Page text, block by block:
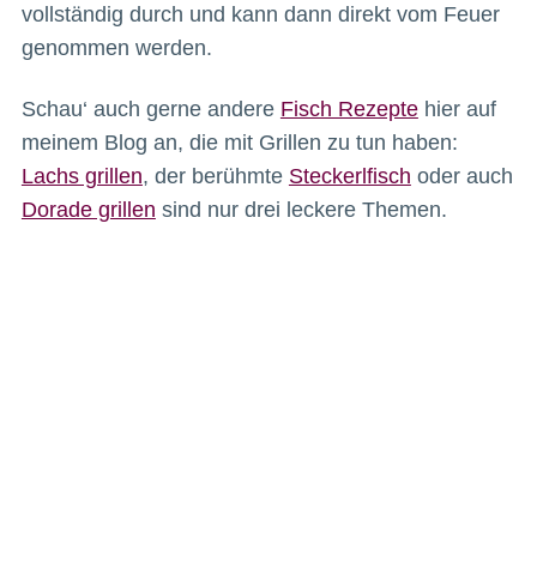
vollständig durch und kann dann direkt vom Feuer
genommen werden.
Schau‘ auch gerne andere Fisch Rezeptehier auf
meinem Blog an, die mit Grillen zu tun haben:
Lachs grillen, der berühmte Steckerlfisch oder auch
Dorade grillen sind nur drei leckere Themen.